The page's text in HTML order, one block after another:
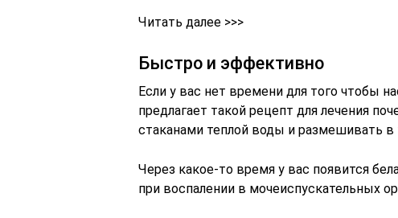
Читать далее >>>
Быстро и эффективно
Если у вас нет времени для того чтобы
предлагает такой рецепт для лечения
стаканами теплой воды и размешивать в
Через какое-то время у вас появится
при воспалении в мочеиспускательных